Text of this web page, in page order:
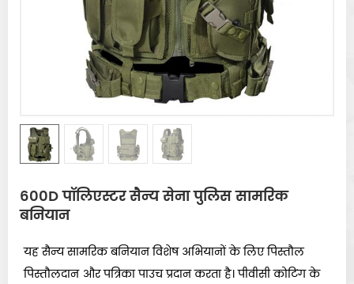
600D पॉलिएस्टर सैन्य सेना पुलिस सामरिक
बनियान
यह सैन्य सामरिक बनियान विशेष अभियानों के लिए पिस्तौल
पिस्तौलदान और पत्रिका पाउच प्रदान करता है। पीवीसी कोटिंग के